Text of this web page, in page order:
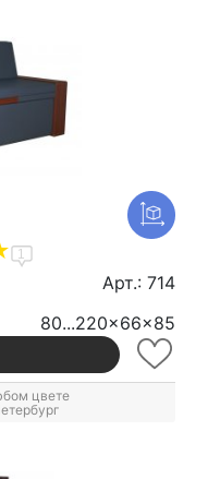
1
Арт.: 714
80...220x66x85
цвете